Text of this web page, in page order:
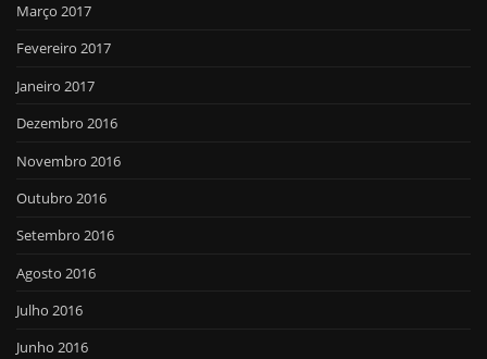
Março 2017
Fevereiro 2017
Janeiro 2017
Dezembro 2016
Novembro 2016
Outubro 2016
Setembro 2016
Agosto 2016
Julho 2016
Junho 2016